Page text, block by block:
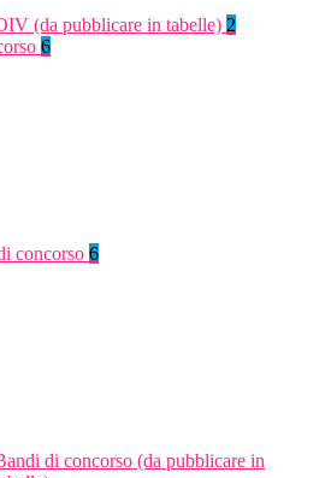
(da pubblicare in tabelle) 2
6
concorso 6
di concorso (da pubblicare in